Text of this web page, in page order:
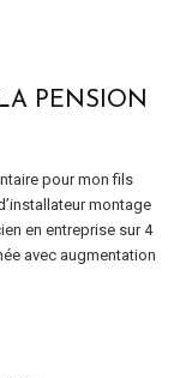
PENSION
pour mon fils
montage
en entreprise sur 4
avec augmentation